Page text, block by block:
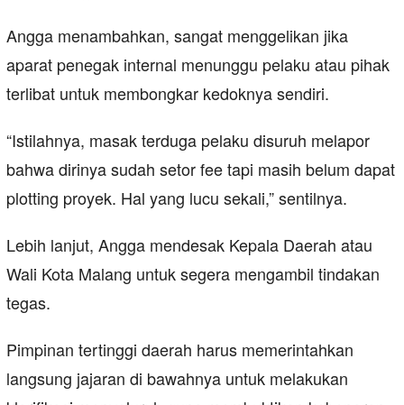
Angga menambahkan, sangat menggelikan jika
aparat penegak internal menunggu pelaku atau pihak
terlibat untuk membongkar kedoknya sendiri.
“Istilahnya, masak terduga pelaku disuruh melapor
bahwa dirinya sudah setor fee tapi masih belum dapat
plotting proyek. Hal yang lucu sekali,” sentilnya.
Lebih lanjut, Angga mendesak Kepala Daerah atau
Wali Kota Malang untuk segera mengambil tindakan
tegas.
Pimpinan tertinggi daerah harus memerintahkan
langsung jajaran di bawahnya untuk melakukan